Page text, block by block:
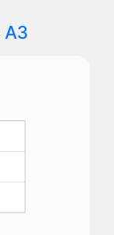
A3